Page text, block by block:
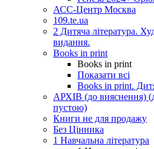
АСС-Центр Москва
109.te.ua
2 Дитяча література.
видання.
Books in print
Books in print
Показати всі
Books in print.
АРХІВ (до вияснення)
пустою)
Книги не для продажу
Без Цінника
1 Навчальна література